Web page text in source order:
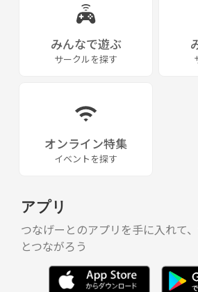
みんなで遊ぶ
サークルを探す
オンライン特集
イベントを探す
アプリ
つなげーとのアプリを手に入れて
とつながろう